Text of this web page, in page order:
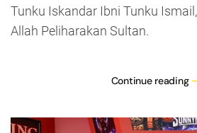
Tunku Iskandar Ibni Tunku
Allah Peliharakan Sultan.
Continue reading